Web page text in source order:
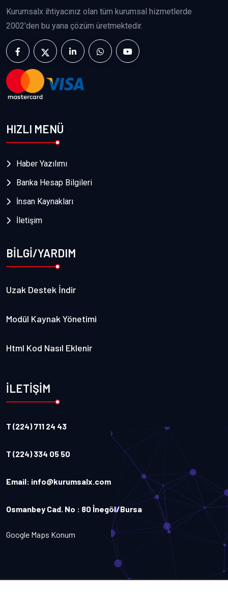
Kurumsalx ihtiyacınız olan tüm kurumsal hizmetlerde
2002'den bu yana çözüm üretmektedir.
HIZLI MENÜ
Haber Yazılımı
Banka Hesap Bilgileri
İnsan Kaynakları
İletişim
BİLGİ/YARDIM
Uzak Destek İndir
Modül Kaynak Yönetimi
Html Kod Nasıl Eklenir
İLETİŞİM
T (224) 711 24 43
T (224) 334 05 50
Email: info@kurumsalx.com
Osmanbey Cad. No : 80 İnegöl/Bursa
Google Maps Konum